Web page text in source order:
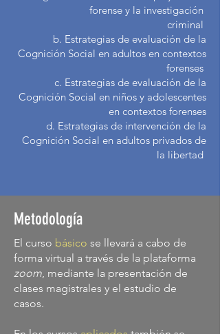
forense y la investigación
criminal
b. Estrategias de evaluación de la
Cognición Social en adultos en contextos
forenses
c. Estrategias de evaluación de la
Cognición Social en niños y adolescentes
en contextos forenses
d. Estrategias de intervención de la
Cognición Social en adultos privados de
la libertad
Metodología
El curso básico se llevará a cabo de
forma virtual a través de la plataforma
zoom, mediante la presentación de
clases magistrales y el estudio de
casos.